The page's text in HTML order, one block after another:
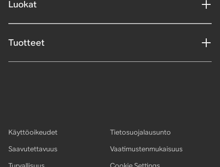
Luokat
Tuotteet
Käyttöoikeudet
Tietosuojalausunto
Saavutettavuus
Vaatimustenmukaisuus